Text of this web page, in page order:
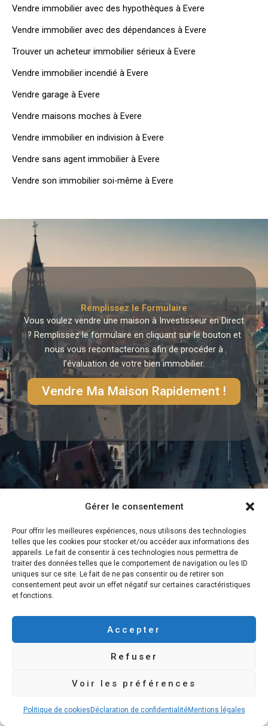
Gérer le consentement
Pour offrir les meilleures expériences, nous utilisons des technologies
telles que les cookies pour stocker et/ou accéder aux informations des
appareils. Le fait de consentir à ces technologies nous permettra de
traiter des données telles que le comportement de navigation ou les ID
uniques sur ce site. Le fait de ne pas consentir ou de retirer son
consentement peut avoir un effet négatif sur certaines caractéristiques
et fonctions.
Accepter
Refuser
Voir les préférences
Politique de cookies Déclaration de confidentialitéMentions légales
Vendre immobilier avec des hypothèques à Evere
Vendre immobilier avec des dépendances à Evere
Trouver un acheteur immobilier sérieux à Evere
Vendre immobilier incendié à Evere
Vendre garage à Evere
Vendre maisons moches à Evere
Vendre immobilier en indivision à Evere
Vendre sans agent immobilier à Evere
Vendre son immobilier soi-même à Evere
Remplissez le Formulaire
Vous voulez vendre une maison à Investisseur en Direct
? Remplissez le formulaire en cliquant sur le bouton et
nous vous recontacterons afin de procéder à
l’évaluation de votre bien immobilier.
Vendre Ma Maison Rapidement !
Recevoir Une Offre D’Achat
Notre Processus d’Achat Express
Contact – Investisseur en Direct
Politique de cookies